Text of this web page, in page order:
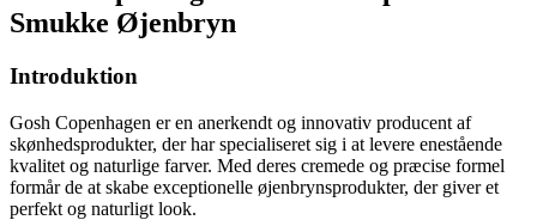
Smukke Øjenbryn
Introduktion
Gosh Copenhagen er en anerkendt og innovativ producent af
skønhedsprodukter, der har specialiseret sig i at levere enestående
kvalitet og naturlige farver. Med deres cremede og præcise formel
formår de at skabe exceptionelle øjenbrynsprodukter, der giver et
perfekt og naturligt look.